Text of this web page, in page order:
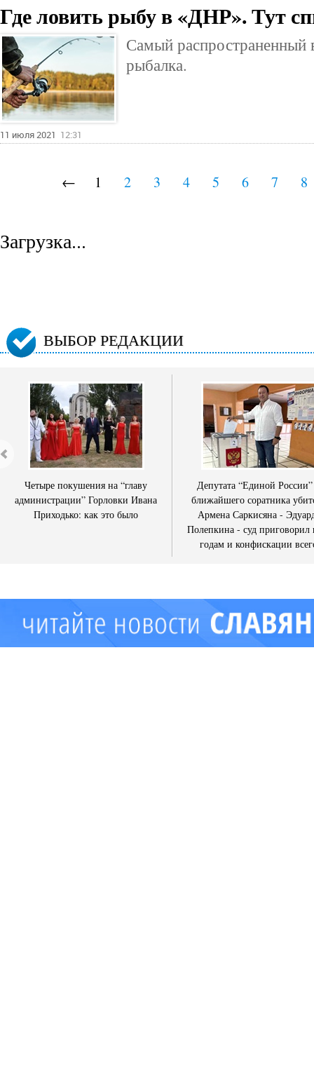
Где ловить рыбу в «ДНР». Тут
Самый распространенный
рыбалка.
11 июля 2021 12:31
← 1 2 3 4 5 6 7 8
Загрузка...
ВЫБОР РЕДАКЦИИ
Четыре покушения на “главу
администрации” Горловки Ивана
Приходько: как это было
Депутата “Единой
ближайшего соратника
Армена Саркисяна -
Полепкина - суд приговорил
годам и конфискации